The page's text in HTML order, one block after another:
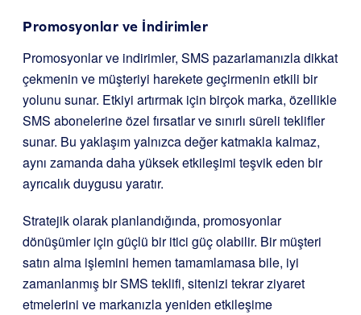
Promosyonlar ve İndirimler
Promosyonlar ve indirimler, SMS pazarlamanızla dikkat
çekmenin ve müşteriyi harekete geçirmenin etkili bir
yolunu sunar. Etkiyi artırmak için birçok marka, özellikle
SMS abonelerine özel fırsatlar ve sınırlı süreli teklifler
sunar. Bu yaklaşım yalnızca değer katmakla kalmaz,
aynı zamanda daha yüksek etkileşimi teşvik eden bir
ayrıcalık duygusu yaratır.
Stratejik olarak planlandığında, promosyonlar
dönüşümler için güçlü bir itici güç olabilir. Bir müşteri
satın alma işlemini hemen tamamlamasa bile, iyi
zamanlanmış bir SMS teklifi, sitenizi tekrar ziyaret
etmelerini ve markanızla yeniden etkileşime